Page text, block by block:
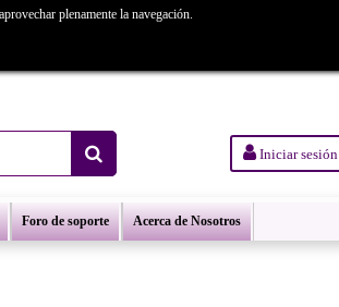
Consúltanos.
Iniciar sesión
Foro de soporte Acerca de Nosotros
plenamente la navegación.